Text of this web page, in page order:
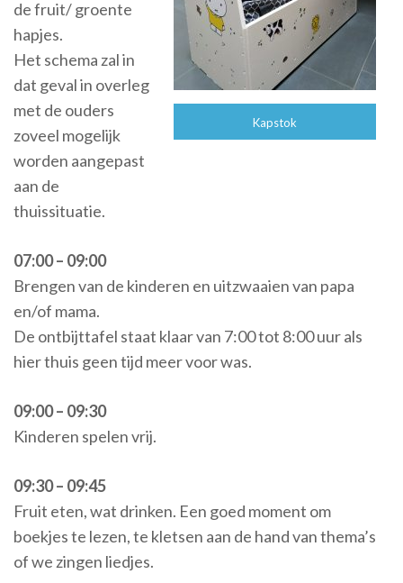
Kapstok
de fruit/ groente
hapjes.
Het schema zal in
dat geval in overleg
met de ouders
zoveel mogelijk
worden aangepast
aan de
thuissituatie.
07:00 – 09:00
Brengen van de kinderen en uitzwaaien van papa
en/of mama.
De ontbijttafel staat klaar van 7:00 tot 8:00 uur als
hier thuis geen tijd meer voor was.
09:00 – 09:30
Kinderen spelen vrij.
09:30 – 09:45
Fruit eten, wat drinken. Een goed moment om
boekjes te lezen, te kletsen aan de hand van thema’s
of we zingen liedjes.